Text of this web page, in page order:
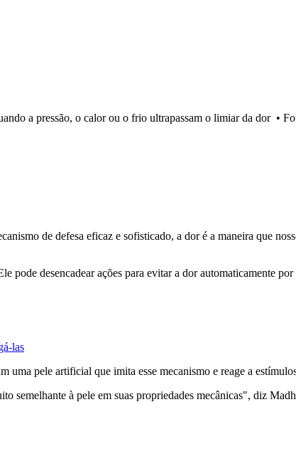
a pressão, o calor ou o frio ultrapassam o limiar da dor•
de defesa eficaz e sofisticado, a dor é a maneira que
pode desencadear ações para evitar a dor automaticamente
las
pele artificial que imita esse mecanismo e reage a
semelhante à pele em suas propriedades mecânicas", diz